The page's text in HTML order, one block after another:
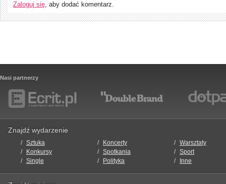
Zaloguj się, aby dodać komentarz.
Nasi partnerzy
Znajdź wydarzenie
Sztuka Koncerty
Warsztaty
Konkursy
Spotkania
Sport
Single
Polityka Inne